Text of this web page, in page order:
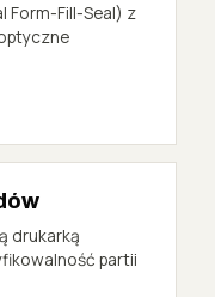
Form-Fill-Seal) z
drukarką
partii